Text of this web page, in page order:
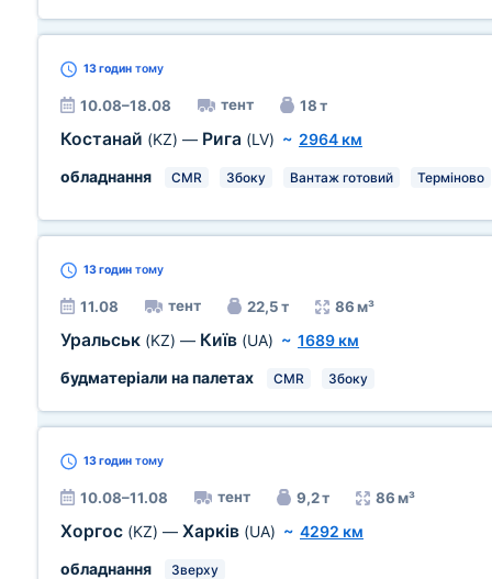
13 годин тому
10.08–18.08 тент 18 т
Костанай (KZ) — Рига (LV) ~ 2964 км
обладнання
CMR Збоку Вантаж готовий Терміново
13 годин тому
11.08 тент 22,5 т 86 м³
Уральськ (KZ) — Київ (UA) ~ 1689 км
будматеріали на палетах
CMR Збоку
13 годин тому
10.08–11.08 тент 9,2 т 86 м³
Хоргос (KZ) — Харків (UA) ~ 4292 км
обладнання
Зверху